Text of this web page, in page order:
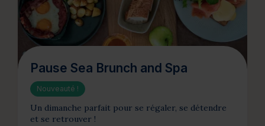
Pause Sea Brunch and Spa
Nouveauté !
Un dimanche parfait pour se régaler, se détendre
et se retrouver !